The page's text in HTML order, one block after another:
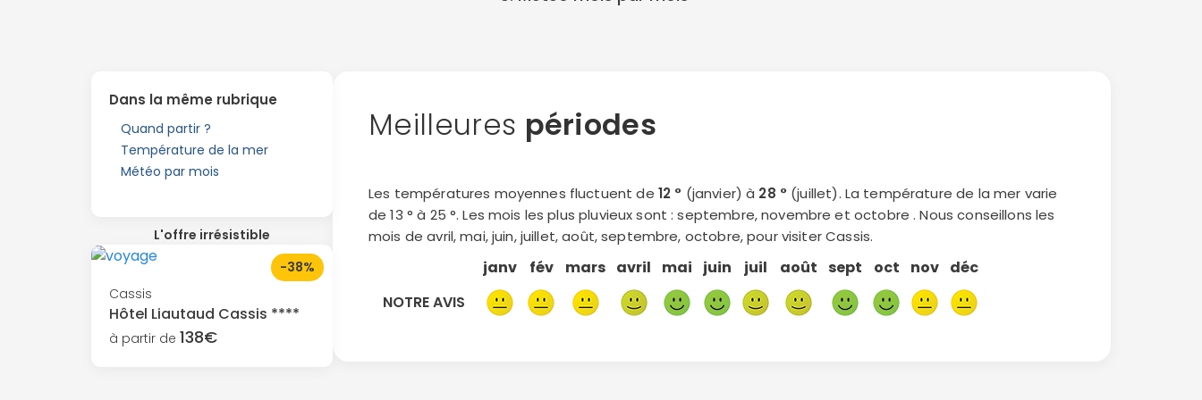
Dans la même rubrique
Quand partir ?
Température de la mer
Météo par mois
L'offre irrésistible
Cassis
Hôtel Liautaud Cassis ****
à partir de 138€
-38%
Meilleures périodes
Les températures moyennes fluctuent de 12 ° (janvier) à 28 ° (juillet). La température de la mer varie
de 13 ° à 25 °. Les mois les plus pluvieux sont : septembre, novembre et octobre . Nous conseillons les
mois de avril, mai, juin, juillet, août, septembre, octobre, pour visiter Cassis.
janv fév mars avril mai juin juil août sept oct nov déc
NOTRE AVIS